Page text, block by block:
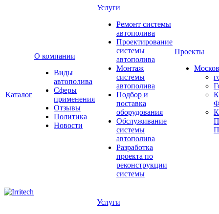
Каталог
О компании
Виды
автополива
Сферы
применения
Отзывы
Политика
Новости
Услуги
Ремонт системы
автополива
Проектирование
системы
автополива
Монтаж
системы
автополива
Подбор и
поставка
оборудования
Обслуживание
системы
автополива
Разработка
проекта по
реконструкции
системы
Проекты
Услуги